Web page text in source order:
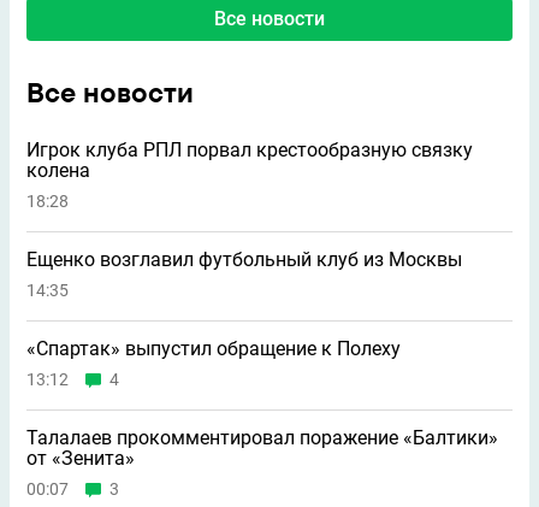
Все новости
Все новости
Игрок клуба РПЛ порвал крестообразную связку
колена
18:28
Ещенко возглавил футбольный клуб из Москвы
14:35
«Спартак» выпустил обращение к Полеху
13:12 4
Талалаев прокомментировал поражение «Балтики»
от «Зенита»
00:07 3